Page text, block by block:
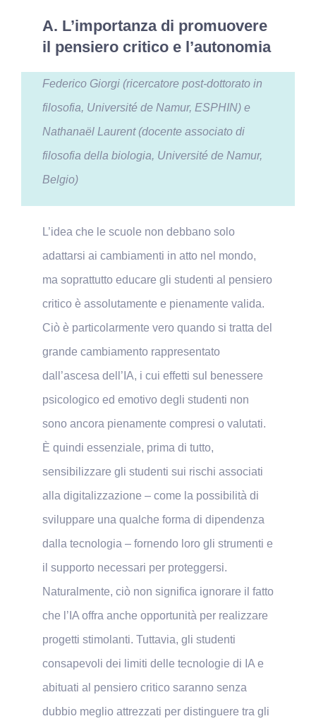
A. L’importanza di promuovere
il pensiero critico e l’autonomia
Federico Giorgi (ricercatore post-dottorato in
filosofia, Université de Namur, ESPHIN) e
Nathanaël Laurent (docente associato di
filosofia della biologia, Université de Namur,
Belgio)
L’idea che le scuole non debbano solo
adattarsi ai cambiamenti in atto nel mondo,
ma soprattutto educare gli studenti al pensiero
critico è assolutamente e pienamente valida.
Ciò è particolarmente vero quando si tratta del
grande cambiamento rappresentato
dall’ascesa dell’IA, i cui effetti sul benessere
psicologico ed emotivo degli studenti non
sono ancora pienamente compresi o valutati.
È quindi essenziale, prima di tutto,
sensibilizzare gli studenti sui rischi associati
alla digitalizzazione – come la possibilità di
sviluppare una qualche forma di dipendenza
dalla tecnologia – fornendo loro gli strumenti e
il supporto necessari per proteggersi.
Naturalmente, ciò non significa ignorare il fatto
che l’IA offra anche opportunità per realizzare
progetti stimolanti. Tuttavia, gli studenti
consapevoli dei limiti delle tecnologie di IA e
abituati al pensiero critico saranno senza
dubbio meglio attrezzati per distinguere tra gli